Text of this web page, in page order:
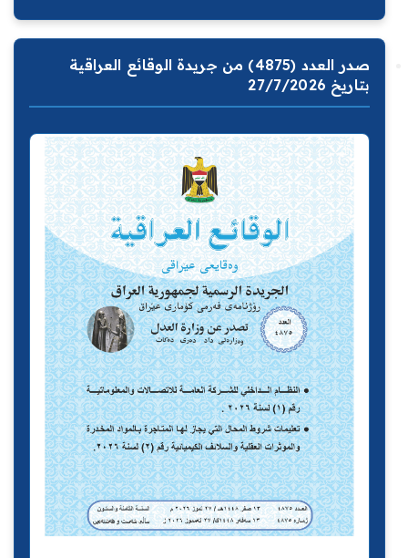
صدر العدد (4875) من جريدة الوقائع العراقية
بتاريخ 27/7/2026